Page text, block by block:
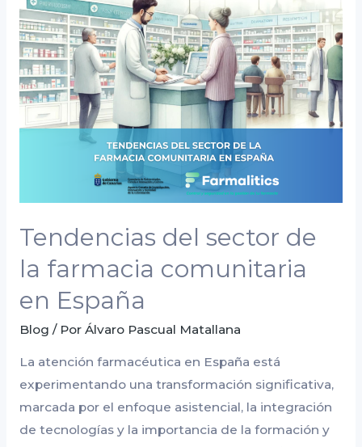
Tendencias del sector de
la farmacia comunitaria
en España
Blog / Por Álvaro Pascual Matallana
La atención farmacéutica en España está
experimentando una transformación significativa,
marcada por el enfoque asistencial, la integración
de tecnologías y la importancia de la formación y
del
sector
de
la
farmacia
comunitaria